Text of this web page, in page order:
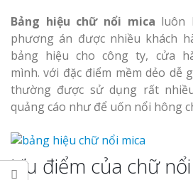
Bảng hiệu chữ nổi mica luôn
phương án được nhiều khách
bảng hiệu cho công ty, cửa
mình. với đặc điểm mềm dẻo dễ
thường được sử dụng rất
quảng cáo như để uốn nổi hông
Ưu điểm của chữ
Làm bảng hiệu gỗ tại
Biên Hòa